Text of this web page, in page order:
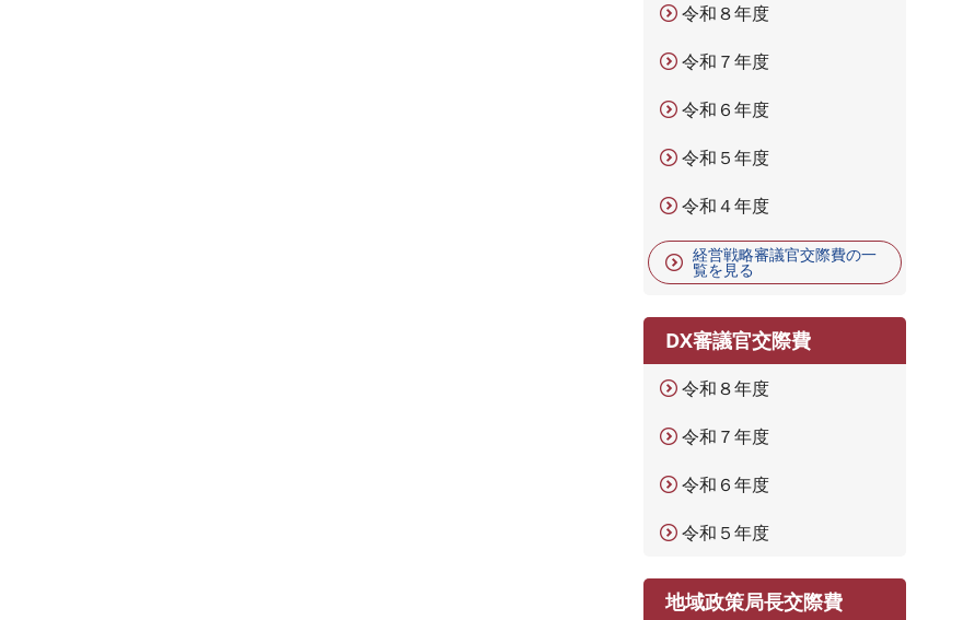
令和８年度
令和７年度
令和６年度
令和５年度
令和４年度
経営戦略審議官交際費の一
覧を見る
DX審議官交際費
令和８年度
令和７年度
令和６年度
令和５年度
地域政策局長交際費